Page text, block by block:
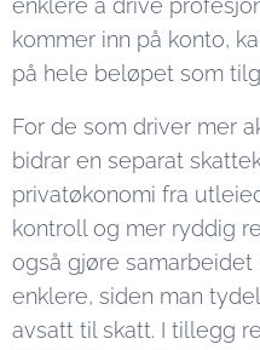
enklere å drive
kommer inn på konto,
på hele beløpet som
For de som driver mer
bidrar en separat
privatøkonomi fra
kontroll og mer ryddig
også gjøre
enklere, siden man
avsatt til skatt. I tillegg